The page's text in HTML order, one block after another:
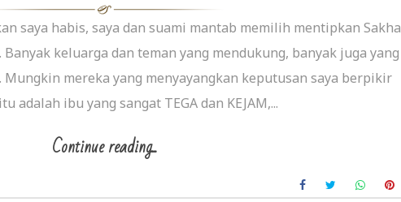
saya habis, saya dan suami mantab memilih mentipkan Sakha
keluarga dan teman yang mendukung, banyak juga yang
mereka yang menyayangkan keputusan saya berpikir
adalah ibu yang sangat TEGA dan KEJAM,...
Continue reading...